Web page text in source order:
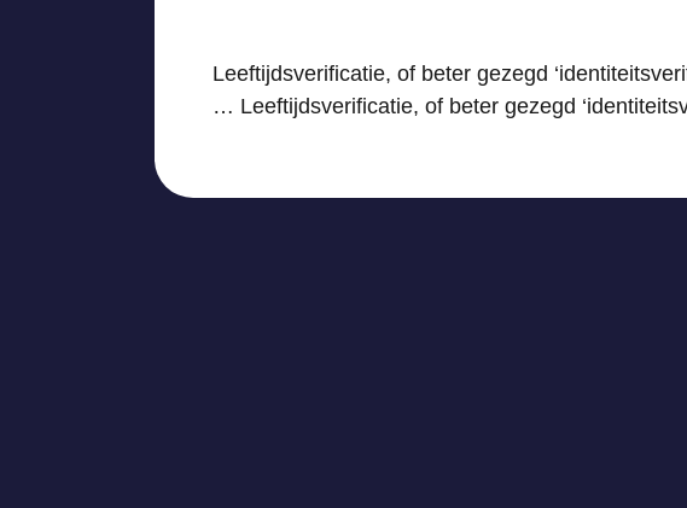
Leeftijdsverificatie, of beter gezegd
… Leeftijdsverificatie, of beter gezegd